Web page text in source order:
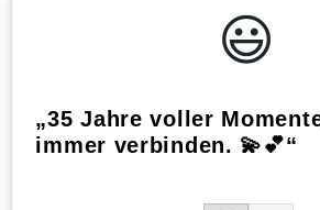
😃️
„35 Jahre voller
immer verbinden. 💫💕“